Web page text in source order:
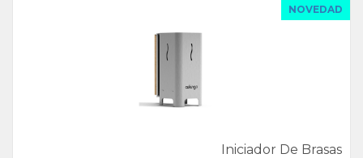
NOVEDAD
Iniciador De Brasas